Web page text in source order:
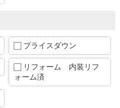
プライスダウン
リフォーム 内装リフ
ォーム済